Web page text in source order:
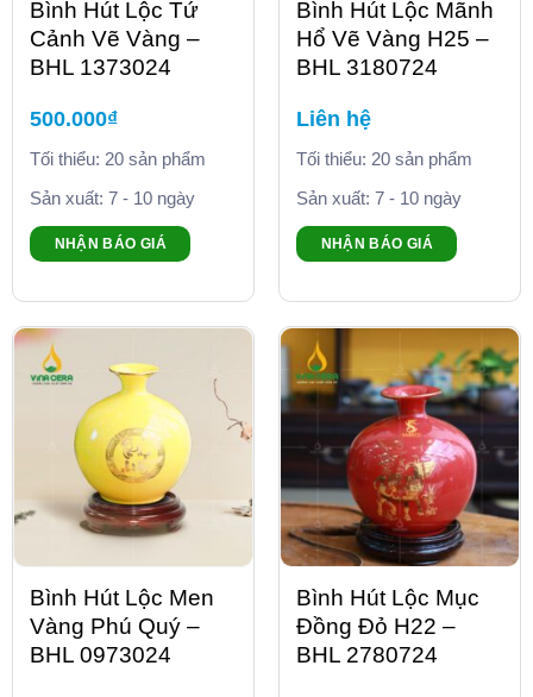
Bình Hút Lộc Tứ
Cảnh Vẽ Vàng –
BHL 1373024
500.000₫
Tối thiểu: 20 sản phẩm
Sản xuất: 7 - 10 ngày
NHẬN BÁO GIÁ
Bình Hút Lộc Mãnh
Hổ Vẽ Vàng H25 –
BHL 3180724
Liên hệ
Tối thiểu: 20 sản phẩm
Sản xuất: 7 - 10 ngày
NHẬN BÁO GIÁ
Bình Hút Lộc Men
Vàng Phú Quý –
BHL 0973024
Bình Hút Lộc Mục
Đồng Đỏ H22 –
BHL 2780724